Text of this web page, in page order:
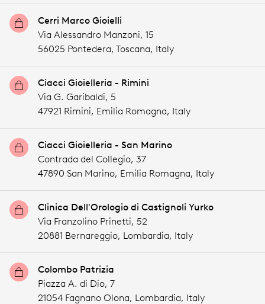
Cerri Marco Gioielli
Via Alessandro Manzoni, 15
56025 Pontedera, Toscana, Italy
Ciacci Gioielleria - Rimini
Via G. Garibaldi, 5
47921 Rimini, Emilia Romagna, Italy
Ciacci Gioielleria - San Marino
Contrada del Collegio, 37
47890 San Marino, Emilia Romagna, Italy
Clinica Dell'Orologio di Castignoli Yurko
Via Franzolino Prinetti, 52
20881 Bernareggio, Lombardia, Italy
Colombo Patrizia
Piazza A. di Dio, 7
21054 Fagnano Olona, Lombardia, Italy